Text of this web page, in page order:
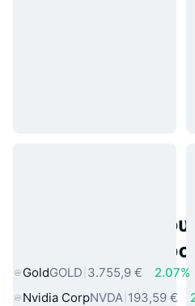
Δημοφιλή
πραγματικού
GoldGOLD 3.755,9 €
2.07%
Nvidia CorpNVDA 193,59 €